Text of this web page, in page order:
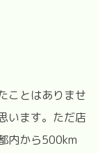
ことはありませ
います。ただ店
内から500km